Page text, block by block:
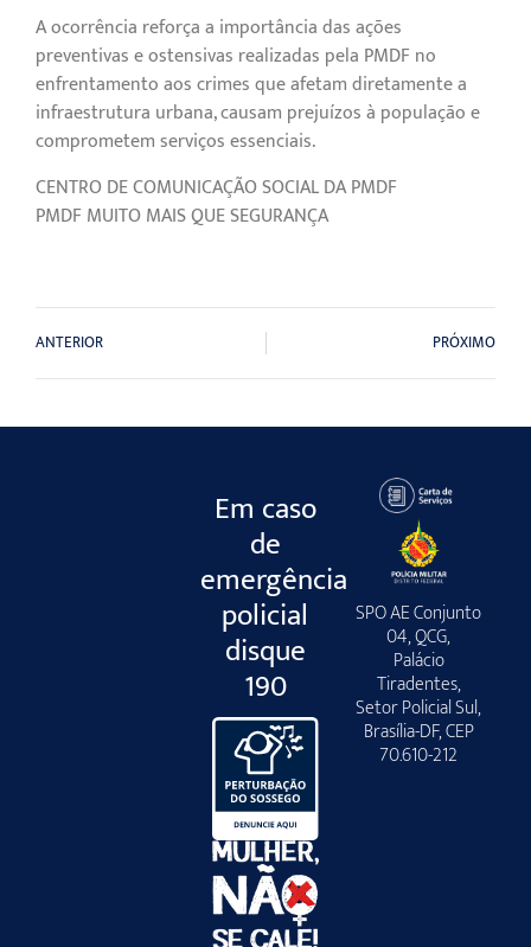
A ocorrência reforça a importância das ações
preventivas e ostensivas realizadas pela PMDF no
enfrentamento aos crimes que afetam diretamente a
infraestrutura urbana, causam prejuízos à população e
comprometem serviços essenciais.
CENTRO DE COMUNICAÇÃO SOCIAL DA PMDF
PMDF MUITO MAIS QUE SEGURANÇA
ANTERIOR PRÓXIMO
Em caso
de
emergência
policial
disque
190
SPO AE Conjunto
04, QCG,
Palácio
Tiradentes,
Setor Policial Sul,
Brasília-DF, CEP
70.610-212